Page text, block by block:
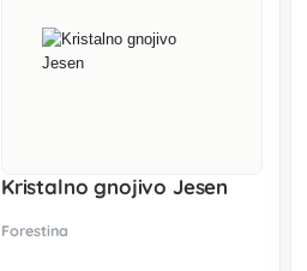
Kristalno gnojivo Jesen
Forestina